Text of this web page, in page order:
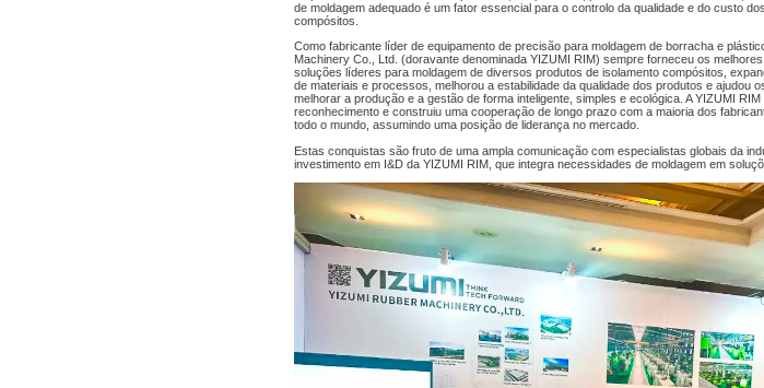
de moldagem adequado é um fator essencial para o controlo da qualidade e do custo
compósitos.
Como fabricante líder de equipamento de precisão para moldagem de borracha e
Machinery Co., Ltd. (doravante denominada YIZUMI RIM) sempre forneceu os
soluções líderes para moldagem de diversos produtos de isolamento compósitos,
de materiais e processos, melhorou a estabilidade da qualidade dos produtos e ajudou
melhorar a produção e a gestão de forma inteligente, simples e ecológica. A YIZUMI
reconhecimento e construiu uma cooperação de longo prazo com a maioria dos
todo o mundo, assumindo uma posição de liderança no mercado.
Estas conquistas são fruto de uma ampla comunicação com especialistas globais da
investimento em I&D da YIZUMI RIM, que integra necessidades de moldagem em